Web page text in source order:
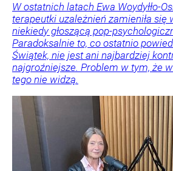
W ostatnich latach Ewa Woydyłło-
terapeutki uzależnień zamieniła się
niekiedy głoszącą pop-
Paradoksalnie to, co ostatnio
Świątek, nie jest ani najbardziej
najgroźniejsze. Problem w tym, że
tego nie widzą.